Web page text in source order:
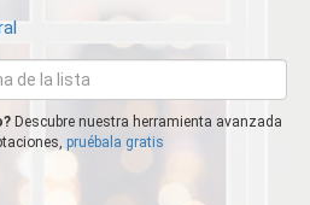
Descubre nuestra herramienta avanzada
pruébala gratis